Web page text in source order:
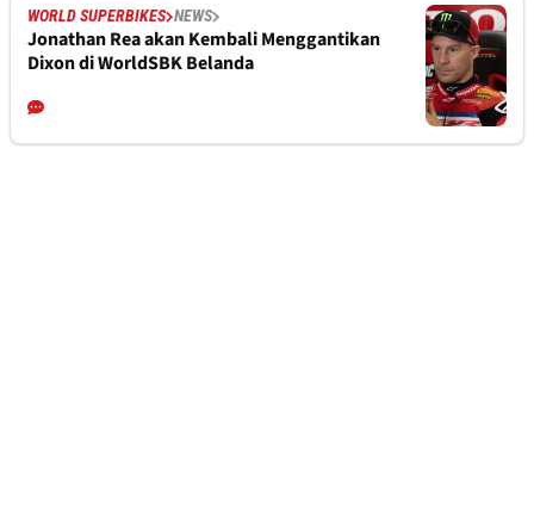
WORLD SUPERBIKES NEWS
Jonathan Rea akan Kembali Menggantikan
Dixon di WorldSBK Belanda